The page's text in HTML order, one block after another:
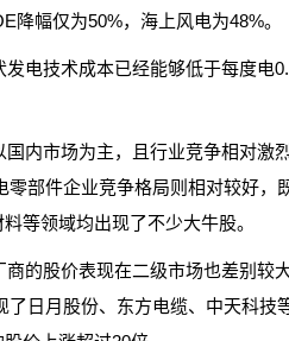
降幅仅为50%，海上风电为48%。
电技术成本已经能够低于每度电
内市场为主，且行业竞争相对激
部件企业竞争格局则相对较好
等领域均出现了不少大牛股。
的股价表现在二级市场也差别较
日月股份、东方电缆、中天科技